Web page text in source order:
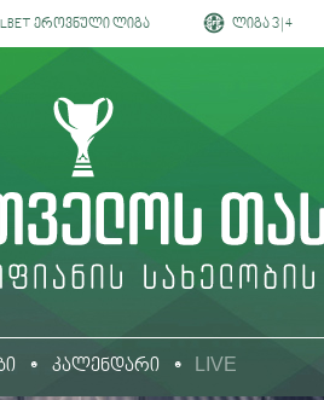
ეროვნული ლიგა ლიგა 3 | 4
კალენდარი LIVE